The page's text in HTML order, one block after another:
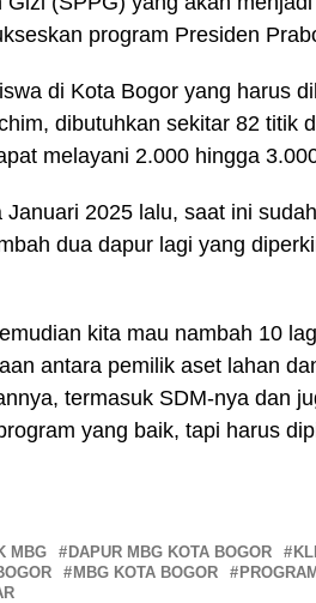
program Presiden
di Kota Bogor yang harus
dibutuhkan sekitar 82 titik
melayani 2.000 hingga
2025 lalu, saat ini
dua dapur lagi yang
kita mau nambah 10
antara pemilik aset lahan
termasuk SDM-nya dan
yang baik, tapi harus
MBG DAPUR MBG KOTA BOGOR
MBG KOTA BOGOR